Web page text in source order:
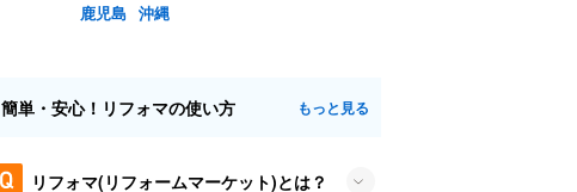
鹿児島 沖縄
簡単・安心！リフォマの使い方 もっと見る
リフォマ(リフォームマーケット)とは？